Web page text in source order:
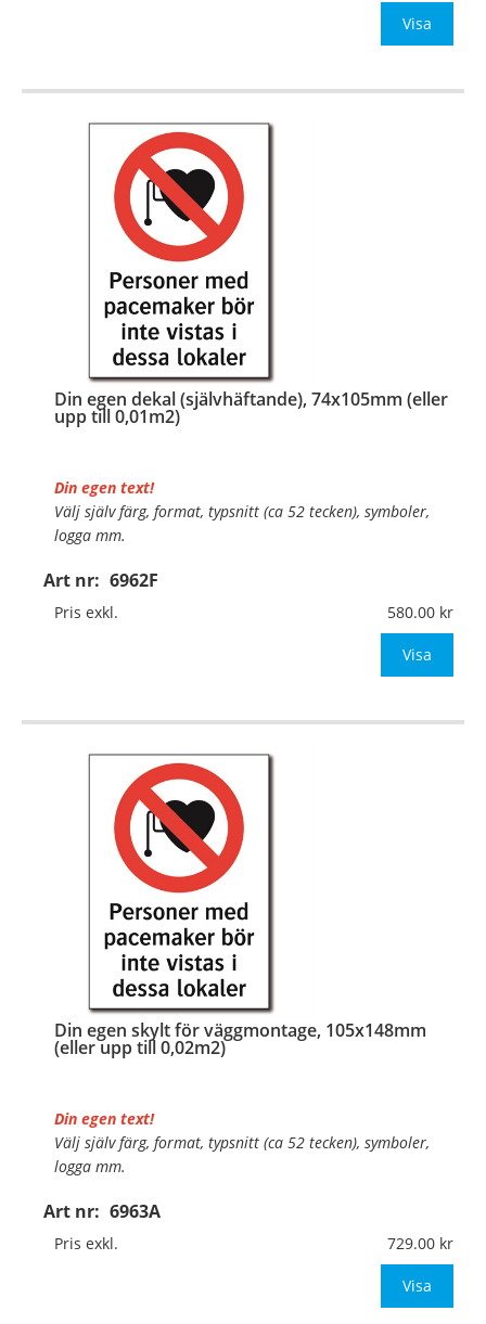
Visa
Din egen dekal (självhäftande), 74x105mm (eller
upp till 0,01m2)
Art nr: 6962F
Din egen text!
Välj själv färg, format, typsnitt (ca 52 tecken), symboler,
logga mm.
Material:Självhäftande folie
Mått:74x105mm (eller annat mått upp till 0,01m²)
Pris exkl. 580.00
Visa
Din egen skylt för väggmontage, 105x148mm
(eller upp till 0,02m2)
Art nr: 6963A
Din egen text!
Välj själv färg, format, typsnitt (ca 52 tecken), symboler,
logga mm.
Material:Plan aluminium, 0,7mm (väggmontage)
Mått:105x148mm (eller annat mått upp till 0,02m²)
Pris exkl. 729.00
Visa